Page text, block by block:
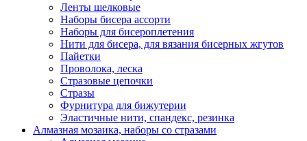
Ленты шелковые
Наборы бисера ассорти
Наборы для бисероплетения
Нити для бисера, для вязания бисерных жгутов
Пайетки
Проволока, леска
Стразовые цепочки
Стразы
Фурнитура для бижутерии
Эластичные нити, спандекс, резинка
Алмазная мозаика, наборы со стразами